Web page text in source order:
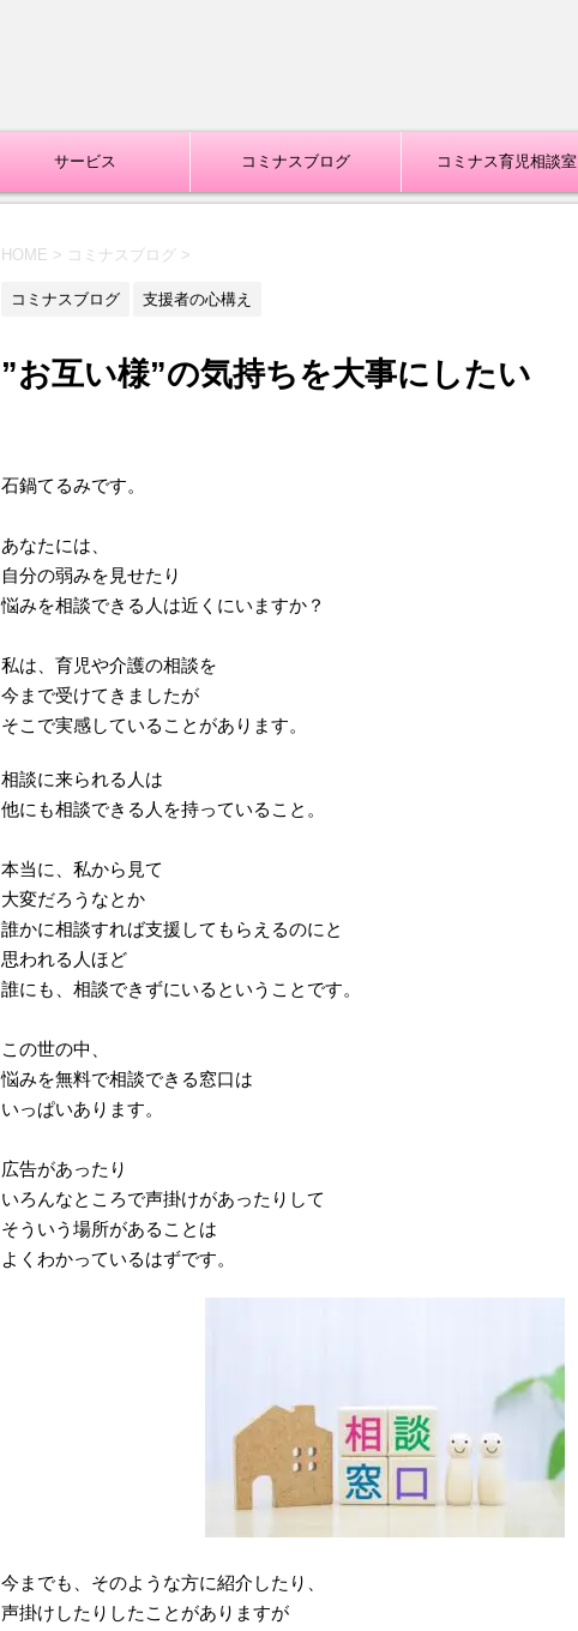
サービス コミナスブログ コミナス育児相談室
HOME > コミナスブログ >
コミナスブログ 支援者の心構え
”お互い様”の気持ちを大事にしたい
石鍋てるみです。
あなたには、
自分の弱みを見せたり
悩みを相談できる人は近くにいますか？
私は、育児や介護の相談を
今まで受けてきましたが
そこで実感していることがあります。
相談に来られる人は
他にも相談できる人を持っていること。
本当に、私から見て
大変だろうなとか
誰かに相談すれば支援してもらえるのにと
思われる人ほど
誰にも、相談できずにいるということです。
この世の中、
悩みを無料で相談できる窓口は
いっぱいあります。
広告があったり
いろんなところで声掛けがあったりして
そういう場所があることは
よくわかっているはずです。
今までも、そのような方に紹介したり、
声掛けしたりしたことがありますが